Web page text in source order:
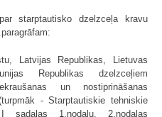
starptautisko dzelzceļa kravu
Latvijas Republikas, Lietuvas
Republikas dzelzceļiem
un nostiprināšanas
- Starptautiskie tehniskie
sadaļas 1.nodaļu, 2.nodaļas